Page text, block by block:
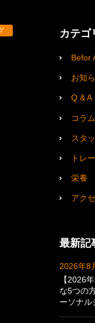
カテゴ
Befor
お知
Q & A
コラム
スタ
トレ
栄養
アク
最新記
2026年8
【2026
な5つの
ーソナル